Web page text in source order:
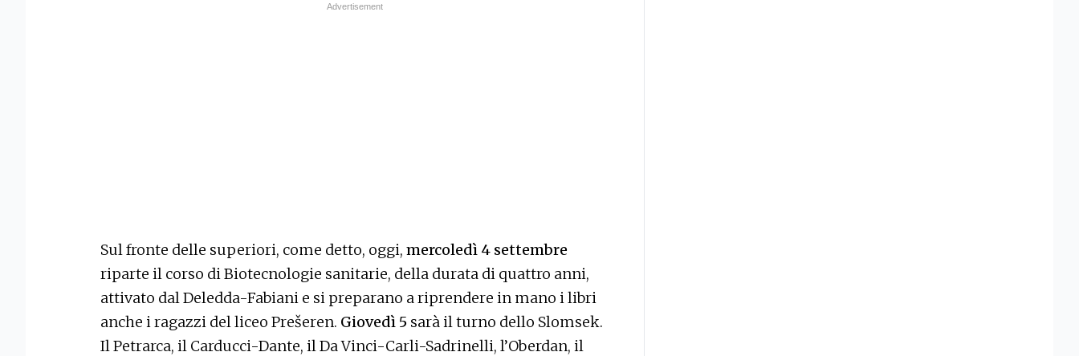
Sul fronte delle superiori, come detto, oggi, mercoledì 4 settembre
riparte il corso di Biotecnologie sanitarie, della durata di quattro anni,
attivato dal Deledda-Fabiani e si preparano a riprendere in mano i libri
anche i ragazzi del liceo Prešeren. Giovedì 5 sarà il turno dello Slomsek.
Il Petrarca, il Carducci-Dante, il Da Vinci-Carli-Sadrinelli, l’Oberdan, il